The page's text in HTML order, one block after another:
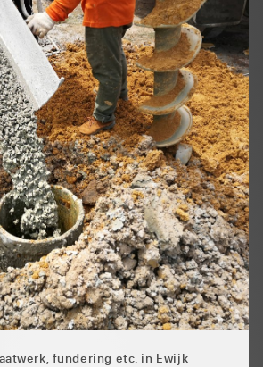
fundering etc. in Ewijk